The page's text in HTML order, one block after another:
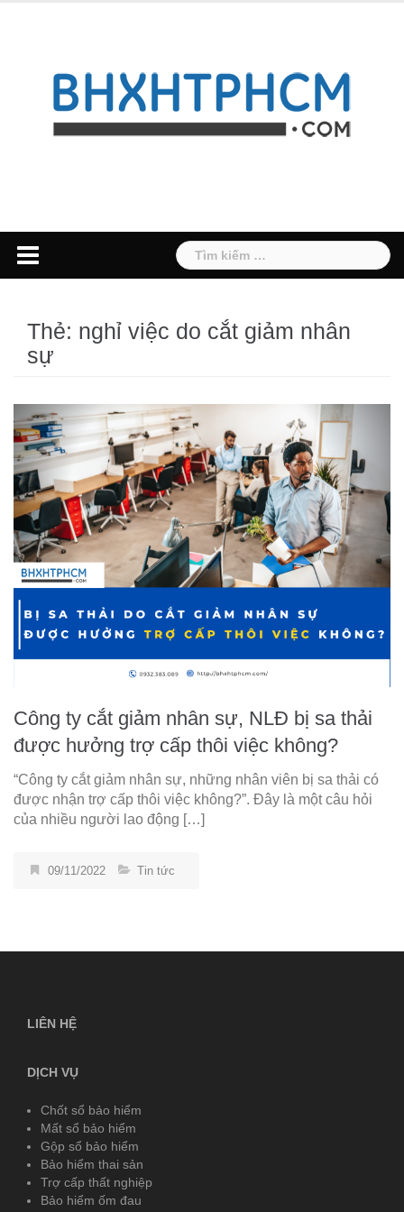
Tìm
kiếm
Thẻ: nghỉ việc do cắt giảm nhân
sự
Công ty cắt giảm nhân sự, NLĐ bị sa thải
được hưởng trợ cấp thôi việc không?
“Công ty cắt giảm nhân sự, những nhân viên bị sa thải có
được nhận trợ cấp thôi việc không?”. Đây là một câu hỏi
của nhiều người lao động […]
09/11/2022 Tin tức
LIÊN HỆ
DỊCH VỤ
Chốt sổ bảo hiểm
Mất sổ bảo hiểm
Gộp sổ bảo hiểm
Bảo hiểm thai sản
Trợ cấp thất nghiệp
Bảo hiểm ốm đau